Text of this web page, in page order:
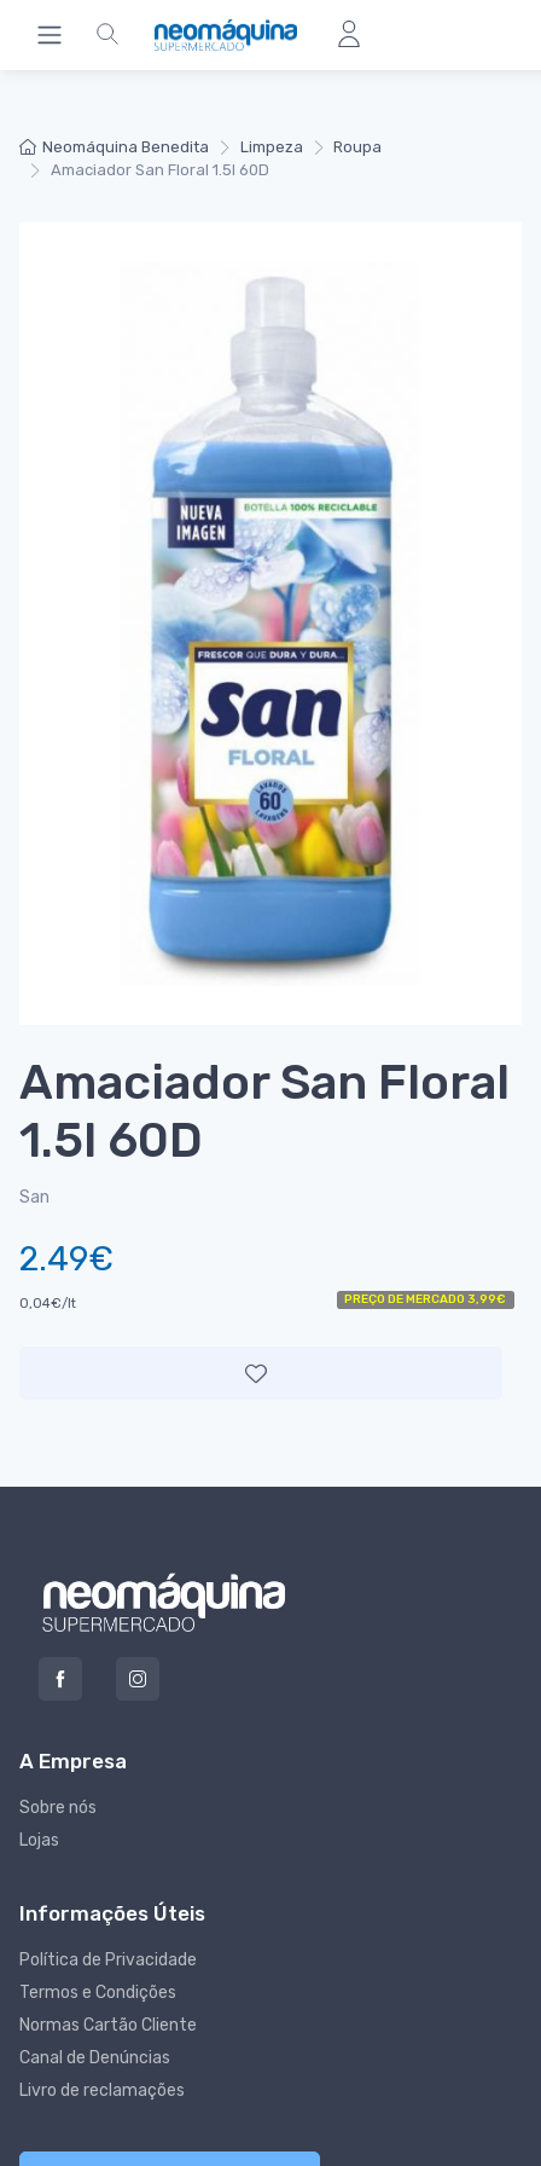
Neomáquina Benedita Limpeza
Roupa
Amaciador San Floral 1.5l 60D
Amaciador San Floral
1.5l 60D
San
2.49€
0,04€/lt PREÇO DE MERCADO 3,99€
A Empresa
Sobre nós
Lojas
Informações Úteis
Política de Privacidade
Termos e Condições
Normas Cartão Cliente
Canal de Denúncias
Livro de reclamações